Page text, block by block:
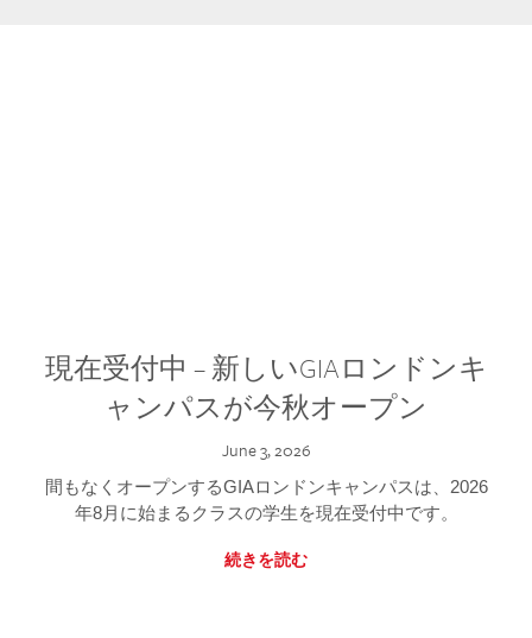
現在受付中 – 新しいGIAロンドンキ
ャンパスが今秋オープン
June 3, 2026
間もなくオープンするGIAロンドンキャンパスは、2026
年8月に始まるクラスの学生を現在受付中です。
続きを読む